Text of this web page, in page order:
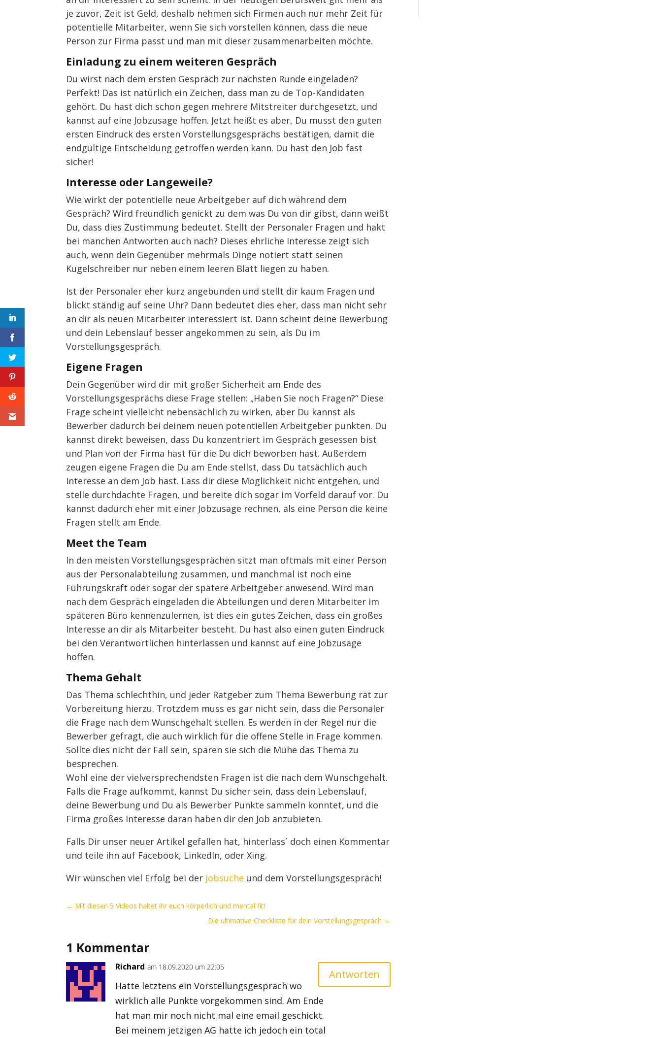
je zuvor, Zeit ist Geld, deshalb nehmen sich Firmen auch nur mehr Zeit für
potentielle Mitarbeiter, wenn Sie sich vorstellen können, dass die neue
Person zur Firma passt und man mit dieser zusammenarbeiten möchte.
Einladung zu einem weiteren Gespräch
Du wirst nach dem ersten Gespräch zur nächsten Runde eingeladen?
Perfekt! Das ist natürlich ein Zeichen, dass man zu de Top-Kandidaten
gehört. Du hast dich schon gegen mehrere Mitstreiter durchgesetzt, und
kannst auf eine Jobzusage hoffen. Jetzt heißt es aber, Du musst den guten
ersten Eindruck des ersten Vorstellungsgesprächs bestätigen, damit die
endgültige Entscheidung getroffen werden kann. Du hast den Job fast
sicher!
Interesse oder Langeweile?
Wie wirkt der potentielle neue Arbeitgeber auf dich während dem
Gespräch? Wird freundlich genickt zu dem was Du von dir gibst, dann weißt
Du, dass dies Zustimmung bedeutet. Stellt der Personaler Fragen und hakt
bei manchen Antworten auch nach? Dieses ehrliche Interesse zeigt sich
auch, wenn dein Gegenüber mehrmals Dinge notiert statt seinen
Kugelschreiber nur neben einem leeren Blatt liegen zu haben.
Ist der Personaler eher kurz angebunden und stellt dir kaum Fragen und
blickt ständig auf seine Uhr? Dann bedeutet dies eher, dass man nicht sehr
an dir als neuen Mitarbeiter interessiert ist. Dann scheint deine Bewerbung
und dein Lebenslauf besser angekommen zu sein, als Du im
Vorstellungsgespräch.
Eigene Fragen
Dein Gegenüber wird dir mit großer Sicherheit am Ende des
Vorstellungsgesprächs diese Frage stellen: „Haben Sie noch Fragen?“ Diese
Frage scheint vielleicht nebensächlich zu wirken, aber Du kannst als
Bewerber dadurch bei deinem neuen potentiellen Arbeitgeber punkten. Du
kannst direkt beweisen, dass Du konzentriert im Gespräch gesessen bist
und Plan von der Firma hast für die Du dich beworben hast. Außerdem
zeugen eigene Fragen die Du am Ende stellst, dass Du tatsächlich auch
Interesse an dem Job hast. Lass dir diese Möglichkeit nicht entgehen, und
stelle durchdachte Fragen, und bereite dich sogar im Vorfeld darauf vor. Du
kannst dadurch eher mit einer Jobzusage rechnen, als eine Person die keine
Fragen stellt am Ende.
Meet the Team
In den meisten Vorstellungsgesprächen sitzt man oftmals mit einer Person
aus der Personalabteilung zusammen, und manchmal ist noch eine
Führungskraft oder sogar der spätere Arbeitgeber anwesend. Wird man
nach dem Gespräch eingeladen die Abteilungen und deren Mitarbeiter im
späteren Büro kennenzulernen, ist dies ein gutes Zeichen, dass ein großes
Interesse an dir als Mitarbeiter besteht. Du hast also einen guten Eindruck
bei den Verantwortlichen hinterlassen und kannst auf eine Jobzusage
hoffen.
Thema Gehalt
Das Thema schlechthin, und jeder Ratgeber zum Thema Bewerbung rät zur
Vorbereitung hierzu. Trotzdem muss es gar nicht sein, dass die Personaler
die Frage nach dem Wunschgehalt stellen. Es werden in der Regel nur die
Bewerber gefragt, die auch wirklich für die offene Stelle in Frage kommen.
Sollte dies nicht der Fall sein, sparen sie sich die Mühe das Thema zu
besprechen.
Wohl eine der vielversprechendsten Fragen ist die nach dem Wunschgehalt.
Falls die Frage aufkommt, kannst Du sicher sein, dass dein Lebenslauf,
deine Bewerbung und Du als Bewerber Punkte sammeln konntet, und die
Firma großes Interesse daran haben dir den Job anzubieten.
Falls Dir unser neuer Artikel gefallen hat, hinterlass´ doch einen Kommentar
und teile ihn auf Facebook, LinkedIn, oder Xing.
Wir wünschen viel Erfolg bei der Jobsuche und dem Vorstellungsgespräch!
← Mit diesen 5 Videos haltet ihr euch körperlich und mental fit!
Die ultimative Checkliste für dein Vorstellungsgespräch →
1 Kommentar
Richard am 18.09.2020 um 22:05
Hatte letztens ein Vorstellungsgespräch wo
wirklich alle Punkte vorgekommen sind. Am Ende
hat man mir noch nicht mal eine email geschickt.
Bei meinem jetzigen AG hatte ich jedoch ein total
Antworten